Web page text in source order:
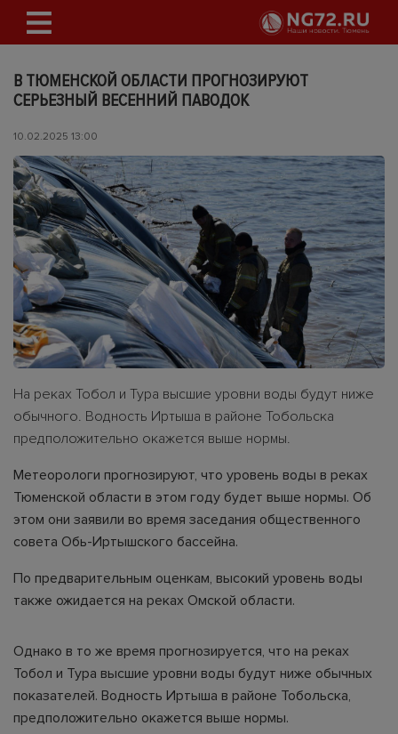
В ТЮМЕНСКОЙ ОБЛАСТИ ПРОГНОЗИРУЮТ
СЕРЬЕЗНЫЙ ВЕСЕННИЙ ПАВОДОК
10.02.2025 13:00
На реках Тобол и Тура высшие уровни воды будут ниже
обычного. Водность Иртыша в районе Тобольска
предположительно окажется выше нормы.
Метеорологи прогнозируют, что уровень воды в реках
Тюменской области в этом году будет выше нормы. Об
этом они заявили во время заседания общественного
совета Обь-Иртышского бассейна.
По предварительным оценкам, высокий уровень воды
также ожидается на реках Омской области.
Однако в то же время прогнозируется, что на реках
Тобол и Тура высшие уровни воды будут ниже обычных
показателей. Водность Иртыша в районе Тобольска,
предположительно окажется выше нормы.